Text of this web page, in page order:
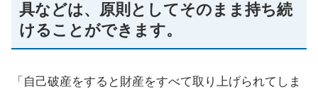
具などは、原則としてそのまま持ち続
けることができます。
「自己破産をすると財産をすべて取り上げられてしま